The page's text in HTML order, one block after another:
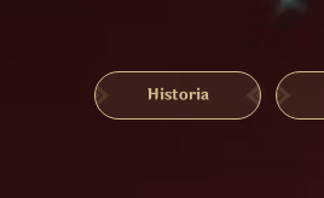
Historia